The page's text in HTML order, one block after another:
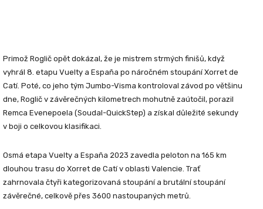
Primož Roglič opět dokázal, že je mistrem strmých finišů, když
vyhrál 8. etapu Vuelty a España po náročném stoupání Xorret de
Catí. Poté, co jeho tým Jumbo-Visma kontroloval závod po většinu
dne, Roglič v závěrečných kilometrech mohutně zaútočil, porazil
Remca Evenepoela (Soudal-QuickStep) a získal důležité sekundy
v boji o celkovou klasifikaci.
Osmá etapa Vuelty a España 2023 zavedla peloton na 165 km
dlouhou trasu do Xorret de Catí v oblasti Valencie. Trať
zahrnovala čtyři kategorizovaná stoupání a brutální stoupání
závěrečné, celkově přes 3600 nastoupaných metrů.